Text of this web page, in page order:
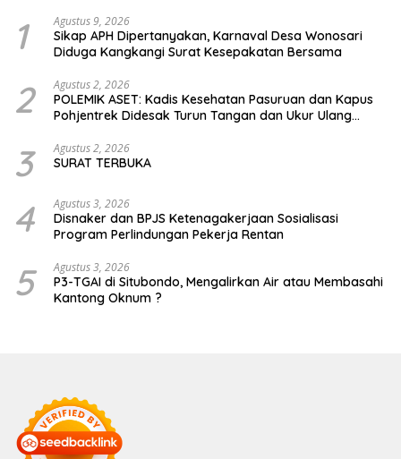
1 Agustus 9, 2026
Sikap APH Dipertanyakan, Karnaval Desa Wonosari
Diduga Kangkangi Surat Kesepakatan Bersama
2 Agustus 2, 2026
POLEMIK ASET: Kadis Kesehatan Pasuruan dan Kapus
Pohjentrek Didesak Turun Tangan dan Ukur Ulang
3 Agustus 2, 2026
SURAT TERBUKA
4 Agustus 3, 2026
Disnaker dan BPJS Ketenagakerjaan Sosialisasi
Program Perlindungan Pekerja Rentan
5 Agustus 3, 2026
P3-TGAI di Situbondo, Mengalirkan Air atau Membasahi
Kantong Oknum ?